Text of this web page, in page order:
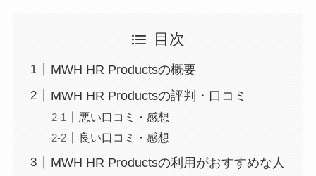
目次
MWH HR Productsの概要
MWH HR Productsの評判・口コミ
悪い口コミ・感想
良い口コミ・感想
MWH HR Productsの利用がおすすめな人